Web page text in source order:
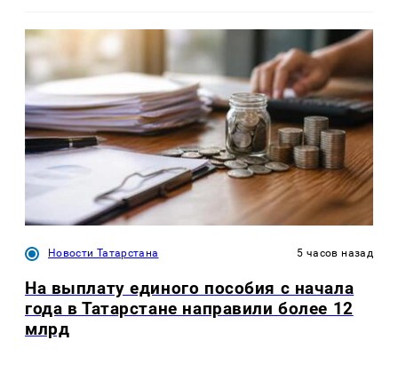
Новости Татарстана 5 часов назад
На выплату единого пособия с начала
года в Татарстане направили более 12
млрд